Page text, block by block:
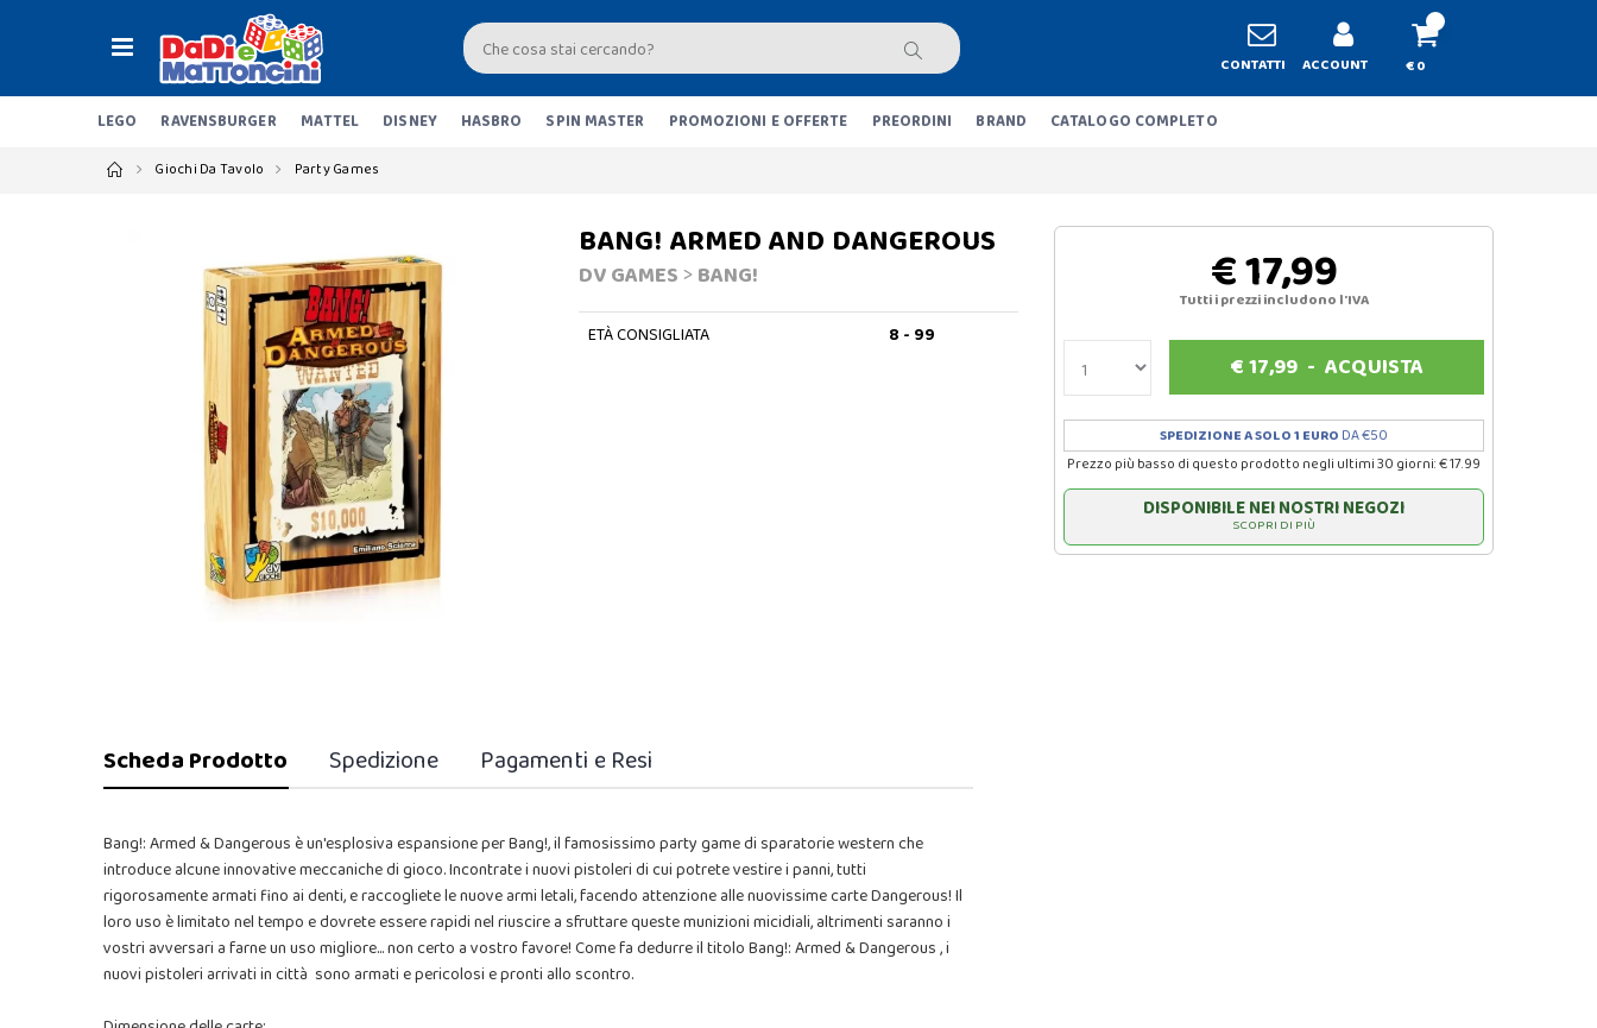
CONTATTI ACCOUNT € 0
LEGO RAVENSBURGER MATTEL DISNEY HASBRO SPIN MASTER PROMOZIONI E OFFERTE PREORDINI BRAND CATALOGO COMPLETO
Giochi Da Tavolo Party Games
BANG! ARMED AND DANGEROUS
DV GAMES> BANG!
ETÀ CONSIGLIATA 8 - 99
€ 17,99
Tutti i prezzi includono l'IVA
€17,99- ACQUISTA
SPEDIZIONE A SOLO 1 EURO DA €50
Prezzo più basso di questo prodotto negli ultimi 30 giorni: € 17.99
DISPONIBILE NEI NOSTRI NEGOZI
SCOPRI DI PIÙ
Scheda Prodotto Spedizione Pagamenti e Resi
Bang!: Armed & Dangerous è un'esplosiva espansione per Bang!, il famosissimo party game di sparatorie western che
introduce alcune innovative meccaniche di gioco. Incontrate i nuovi pistoleri di cui potrete vestire i panni, tutti
rigorosamente armati fino ai denti, e raccogliete le nuove armi letali, facendo attenzione alle nuovissime carte Dangerous! Il
loro uso è limitato nel tempo e dovrete essere rapidi nel riuscire a sfruttare queste munizioni micidiali, altrimenti saranno i
vostri avversari a farne un uso migliore... non certo a vostro favore! Come fa dedurre il titolo Bang!: Armed & Dangerous , i
nuovi pistoleri arrivati in città sono armati e pericolosi e pronti allo scontro.